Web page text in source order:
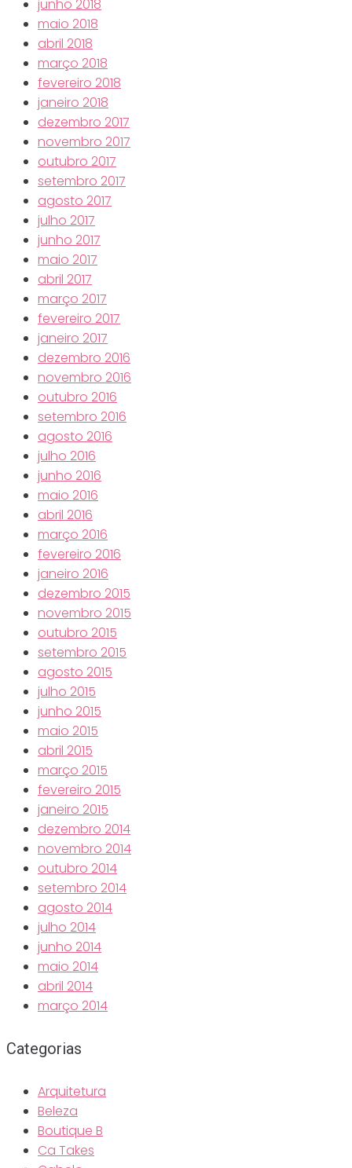
junho 2018
maio 2018
abril 2018
março 2018
fevereiro 2018
janeiro 2018
dezembro 2017
novembro 2017
outubro 2017
setembro 2017
agosto 2017
julho 2017
junho 2017
maio 2017
abril 2017
março 2017
fevereiro 2017
janeiro 2017
dezembro 2016
novembro 2016
outubro 2016
setembro 2016
agosto 2016
julho 2016
junho 2016
maio 2016
abril 2016
março 2016
fevereiro 2016
janeiro 2016
dezembro 2015
novembro 2015
outubro 2015
setembro 2015
agosto 2015
julho 2015
junho 2015
maio 2015
abril 2015
março 2015
fevereiro 2015
janeiro 2015
dezembro 2014
novembro 2014
outubro 2014
setembro 2014
agosto 2014
julho 2014
junho 2014
maio 2014
abril 2014
março 2014
Categorias
Arquitetura
Beleza
Boutique B
Ca Takes